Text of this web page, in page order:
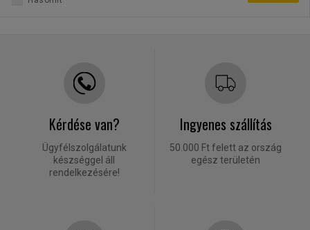
Kérdése van?
Ügyfélszolgálatunk
készséggel áll
rendelkezésére!
Ingyenes szállítás
50.000 Ft felett az ország
egész területén